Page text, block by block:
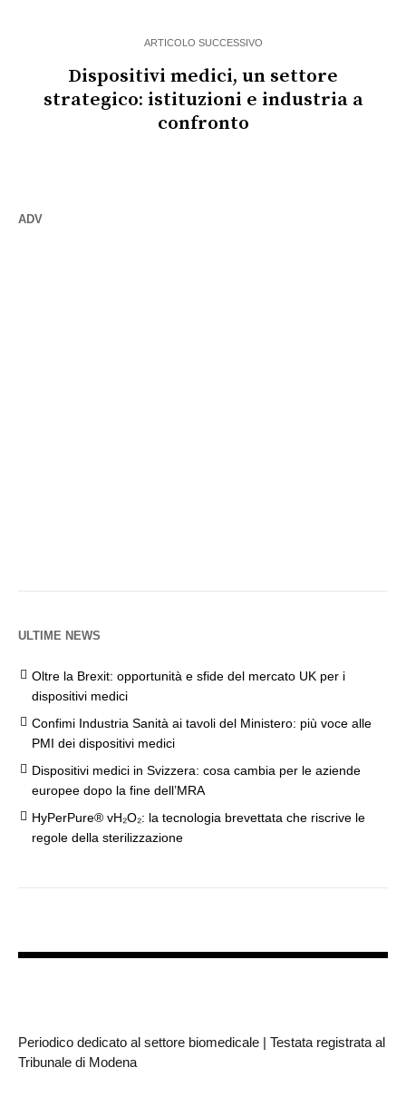
ARTICOLO SUCCESSIVO
Dispositivi medici, un settore
strategico: istituzioni e industria a
confronto
ADV
ULTIME NEWS
Oltre la Brexit: opportunità e sfide del mercato UK per i
dispositivi medici
Confimi Industria Sanità ai tavoli del Ministero: più voce alle
PMI dei dispositivi medici
Dispositivi medici in Svizzera: cosa cambia per le aziende
europee dopo la fine dell’MRA
HyPerPure® vH₂O₂: la tecnologia brevettata che riscrive le
regole della sterilizzazione
Periodico dedicato al settore biomedicale | Testata registrata al
Tribunale di Modena